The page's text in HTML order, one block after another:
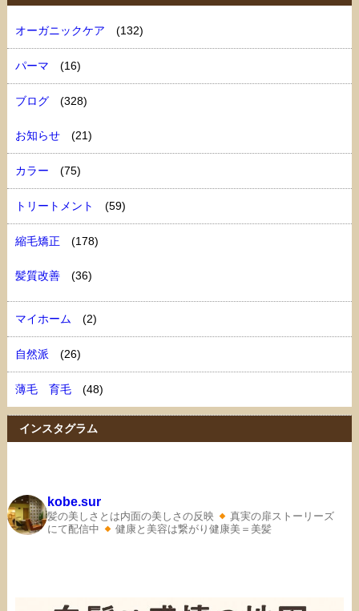
オーガニックケア (132)
パーマ (16)
ブログ (328)
お知らせ (21)
カラー (75)
トリートメント (59)
縮毛矯正 (178)
髪質改善 (36)
マイホーム (2)
自然派 (26)
薄毛 育毛 (48)
インスタグラム
kobe.sur
髪の美しさとは内面の美しさの反映
真実の扉ストーリーズ
にて配信中
健康と美容は繋がり健康美＝美髪